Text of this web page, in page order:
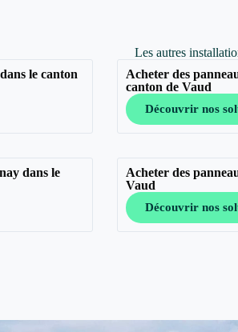
Les autres
le canton
Acheter des
canton de Vaud
Découvrir nos
dans le
Acheter des
Vaud
Découvrir nos